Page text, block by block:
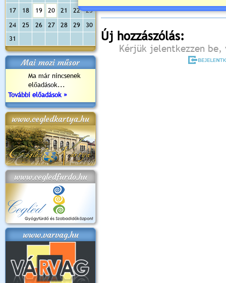
17 18 19 20 21 22
23
24
25 26 27 28 29
30
31
Mai mozi műsor
Ma már nincsenek
előadások...
További előadások »
www.cegledkartya.hu
www.cegledfurdo.hu
www.varvag.hu
Új hozzászólás:
Kérjük jelentkezzen be,